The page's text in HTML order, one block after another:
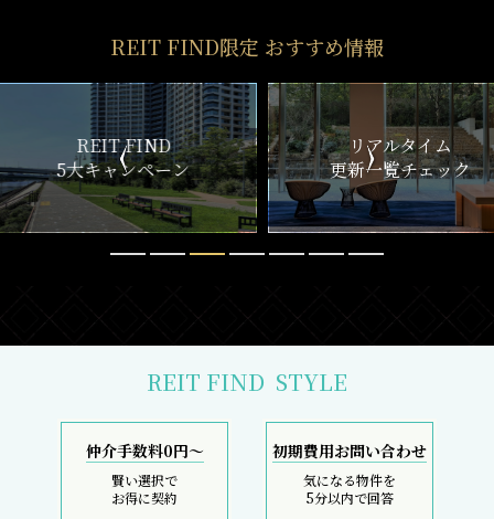
REIT FIND限定 おすすめ情報
ン
リアルタイム
更新一覧チェック
新
REIT FIND STYLE
仲介手数料0円～
賢い選択で
お得に契約
初期費用お問い合わせ
気になる物件を
5分以内で回答